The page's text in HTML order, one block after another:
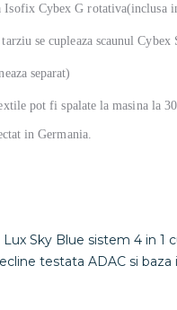
Isofix Cybex G rotativa(inclusa
se cupleaza scaunul Cybex
separat)
pot fi spalate la masina la
in Germania.
Lux Sky Blue sistem 4 in 1
testata ADAC si baza